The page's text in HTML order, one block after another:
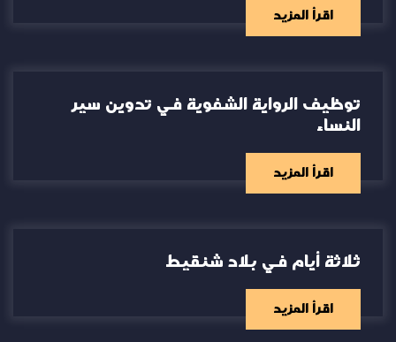
اقرأ المزيد
توظيف الرواية الشفوية في تدوين سير
النساء
اقرأ المزيد
ثلاثة أيام في بلاد شنقيط
اقرأ المزيد